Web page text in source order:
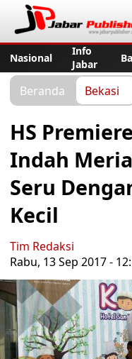
Nasional
Info
Jabar
Beranda Bekasi
HS
Indah
Seru
Kecil
Tim Redaksi
Rabu, 13 Sep 2017 -